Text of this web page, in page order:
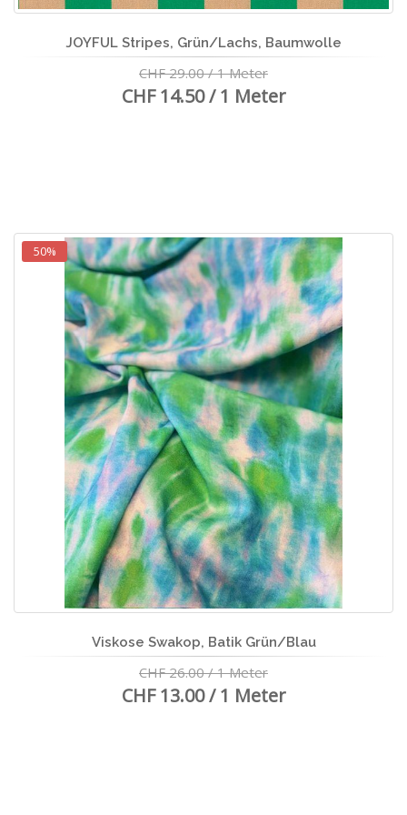
JOYFUL Stripes, Grün/Lachs, Baumwolle
CHF 29.00 / 1 Meter
CHF 14.50 / 1 Meter
50%
Viskose Swakop, Batik Grün/Blau
CHF 26.00 / 1 Meter
CHF 13.00 / 1 Meter